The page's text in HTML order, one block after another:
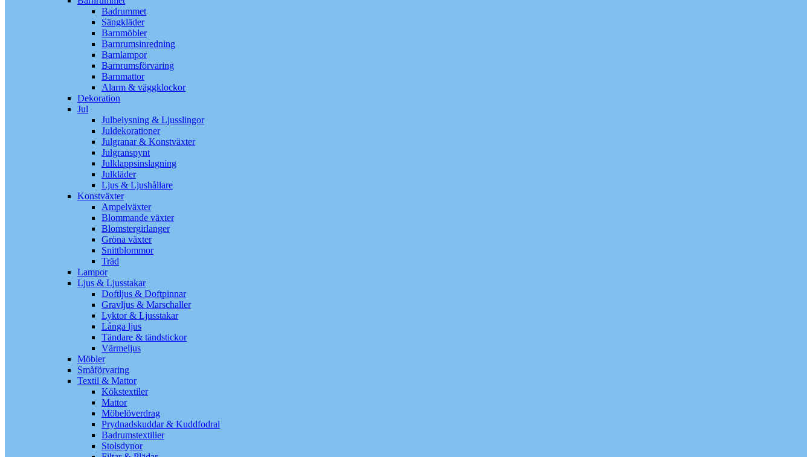
Badrummet
Sängkläder
Barnmöbler
Barnrumsinredning
Barnlampor
Barnrumsförvaring
Barnmattor
Alarm & väggklockor
Dekoration
Jul
Julbelysning & Ljusslingor
Juldekorationer
Julgranar & Konstväxter
Julgranspynt
Julklappsinslagning
Julkläder
Ljus & Ljushållare
Konstväxter
Ampelväxter
Blommande växter
Blomstergirlanger
Gröna växter
Snittblommor
Träd
Lampor
Ljus & Ljusstakar
Doftljus & Doftpinnar
Gravljus & Marschaller
Lyktor & Ljusstakar
Långa ljus
Tändare & tändstickor
Värmeljus
Möbler
Småförvaring
Textil & Mattor
Kökstextiler
Mattor
Möbelöverdrag
Prydnadskuddar & Kuddfodral
Badrumstextilier
Stolsdynor